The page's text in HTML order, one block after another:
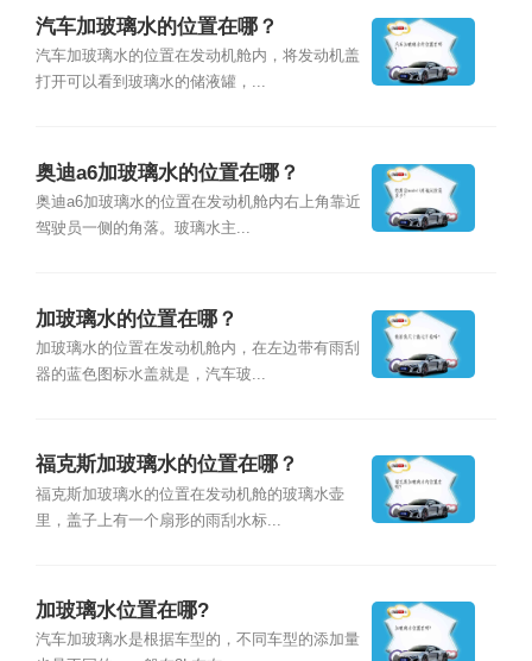
汽车加玻璃水的位置在哪？
汽车加玻璃水的位置在发动机舱内，将发动机盖
打开可以看到玻璃水的储液罐，...
奥迪a6加玻璃水的位置在哪？
奥迪a6加玻璃水的位置在发动机舱内右上角靠近
驾驶员一侧的角落。玻璃水主...
加玻璃水的位置在哪？
加玻璃水的位置在发动机舱内，在左边带有雨刮
器的蓝色图标水盖就是，汽车玻...
福克斯加玻璃水的位置在哪？
福克斯加玻璃水的位置在发动机舱的玻璃水壶
里，盖子上有一个扇形的雨刮水标...
加玻璃水位置在哪?
汽车加玻璃水是根据车型的，不同车型的添加量